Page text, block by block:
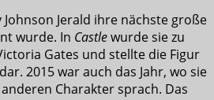
Jerald ihre nächste große
wurde. In Castlewurde sie zu
Gates und stellte die Figur
2015 war auch das Jahr, wo sie
Charakter sprach. Das